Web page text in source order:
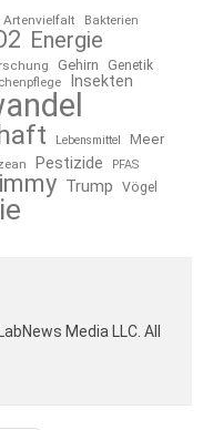
Artenvielfalt
Bakterien
Energie
Gehirn Genetik
Insekten
Lebensmittel
Meer
Pestizide PFAS
Trump
Vögel
Media LLC. All